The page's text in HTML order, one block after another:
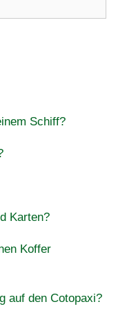
Schiff?
Karten?
Koffer
auf den Cotopaxi?